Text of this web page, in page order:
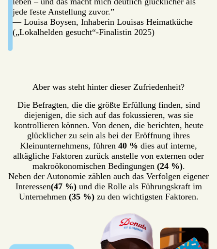
jede feste Anstellung zuvor.”
— Louisa Boysen, Inhaberin Louisas Heimatküche
(„Lokalhelden gesucht“-Finalistin 2025)
Aber was steht hinter dieser Zufriedenheit?
Die Befragten, die die größte Erfüllung finden, sind
diejenigen, die sich auf das fokussieren, was sie
kontrollieren können. Von denen, die berichten, heute
glücklicher zu sein als bei der Eröffnung ihres
Kleinunternehmens, führen 40 % dies auf interne,
alltägliche Faktoren zurück anstelle von externen oder
makroökonomischen Bedingungen (24 %).
Neben der Autonomie zählen auch das Verfolgen eigener
Interessen(47 %)und die Rolle als Führungskraft im
Unternehmen (35 %)zu den wichtigsten Faktoren.